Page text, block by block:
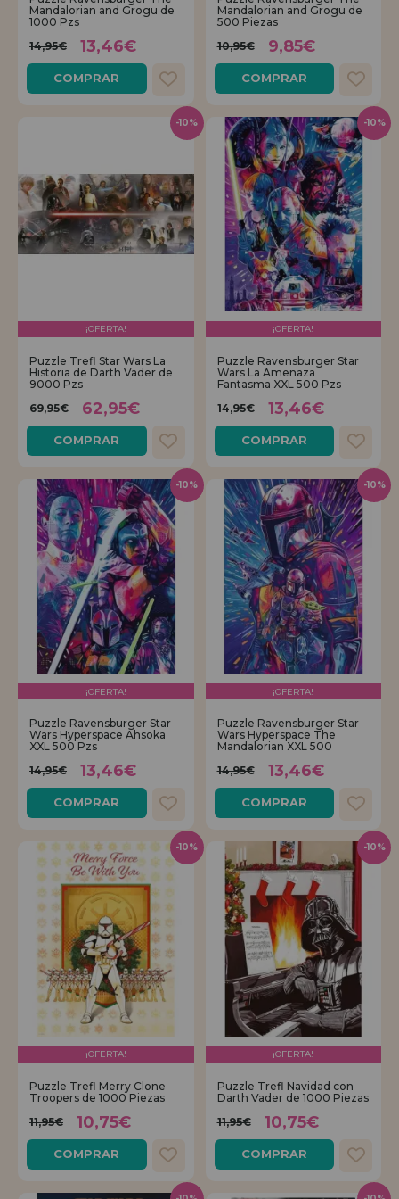
REGISTRO DISTRIBUIDOR
Mandalorian and Grogu de
1000 Pzs
14,95€
13,46€
COMPRAR
Mandalorian and Grogu de
500 Piezas
10,95€
9,85€
COMPRAR
¡OFERTA!
Puzzle Trefl Star Wars La
Historia de Darth Vader de
9000 Pzs
69,95€
62,95€
COMPRAR
-10%
¡OFERTA!
Puzzle Ravensburger Star
Wars La Amenaza
Fantasma XXL 500 Pzs
14,95€
13,46€
COMPRAR
-10%
¡OFERTA!
Puzzle Ravensburger Star
Wars Hyperspace Ahsoka
XXL 500 Pzs
14,95€
13,46€
COMPRAR
-10%
¡OFERTA!
Puzzle Ravensburger Star
Wars Hyperspace The
Mandalorian XXL 500
14,95€
13,46€
COMPRAR
-10%
¡OFERTA!
Puzzle Trefl Merry Clone
Troopers de 1000 Piezas
11,95€
10,75€
COMPRAR
-10%
¡OFERTA!
Puzzle Trefl Navidad con
Darth Vader de 1000 Piezas
11,95€
10,75€
COMPRAR
-10%